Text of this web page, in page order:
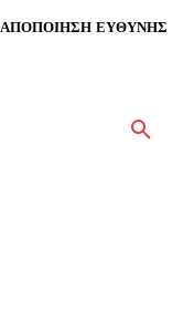
ΑΠΟΠΟΙΗΣΗ ΕΥΘΥΝΗΣ